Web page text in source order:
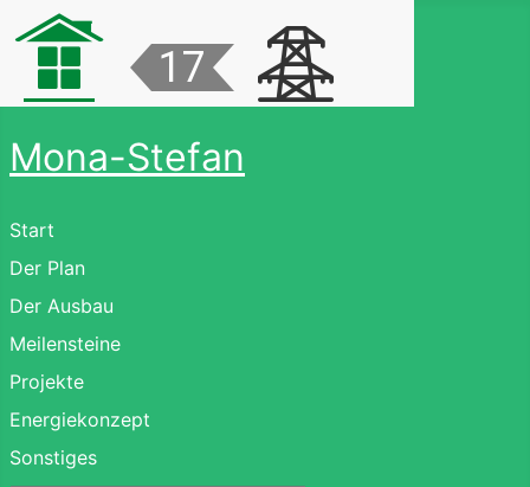
Mona-Stefan
Start
Der Plan
Der Ausbau
Meilensteine
Projekte
Energiekonzept
Sonstiges